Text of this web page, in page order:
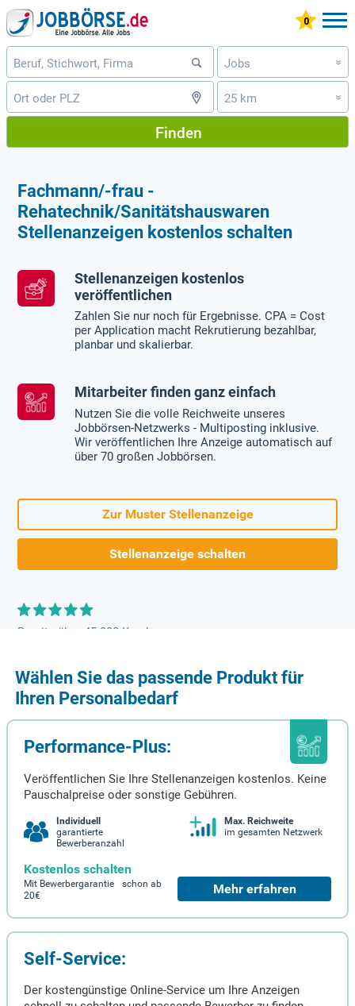
Jobs »
25 km »
Finden
Fachmann/-frau -
Rehatechnik/Sanitätshauswaren
Stellenanzeigen kostenlos schalten
Stellenanzeigen kostenlos
veröffentlichen
Zahlen Sie nur noch für Ergebnisse. CPA = Cost
per Application macht Rekrutierung bezahlbar,
planbar und skalierbar.
Mitarbeiter finden ganz einfach
Nutzen Sie die volle Reichweite unseres
Jobbörsen-Netzwerks - Multiposting inklusive.
Wir veröffentlichen Ihre Anzeige automatisch auf
über 70 großen Jobbörsen.
Zur Muster Stellenanzeige
Stellenanzeige schalten
Bereits über 45.000 Kunden
Wählen Sie das passende Produkt für
Ihren Personalbedarf
Performance-Plus:
Veröffentlichen Sie Ihre Stellenanzeigen kostenlos. Keine
Pauschalpreise oder sonstige Gebühren.
Individuell
garantierte
Bewerberanzahl
Max. Reichweite
im gesamten Netzwerk
Kostenlos schalten
Mit Bewerbergarantie schon ab
20€
Mehr erfahren
Self-Service:
Der kostengünstige Online-Service um Ihre Anzeigen